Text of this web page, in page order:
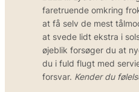
faretruende omkring
at få selv de mest
at svede lidt ekstra i
øjeblik forsøger du at
du i fuld flugt med
forsvar. Kender du